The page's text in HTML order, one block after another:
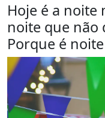
Hoje é a noite
noite que não
Porque é noite